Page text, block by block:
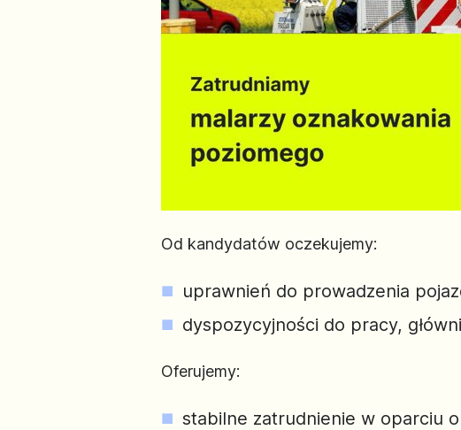
Od kandydatów oczekujemy:
uprawnień do prowadzenia
dyspozycyjności do pracy,
Oferujemy:
stabilne zatrudnienie w oparciu